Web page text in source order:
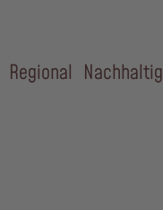
Regional Nachhaltig